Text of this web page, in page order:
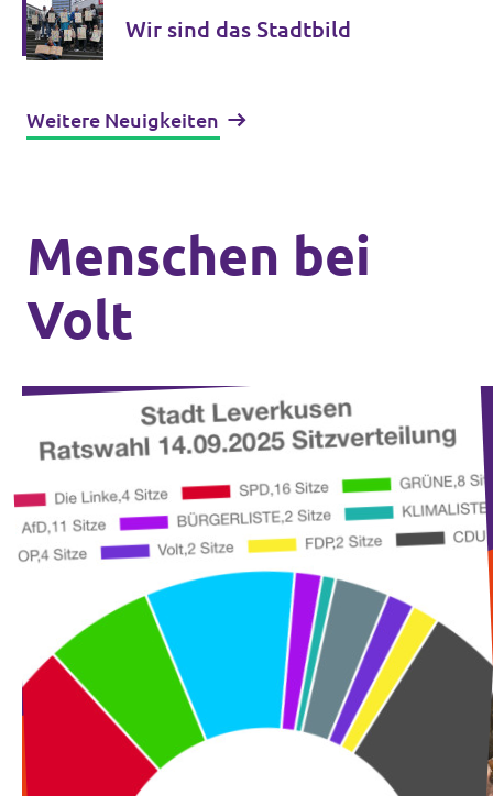
Wir sind das Stadtbild
Weitere Neuigkeiten
Menschen bei
Volt